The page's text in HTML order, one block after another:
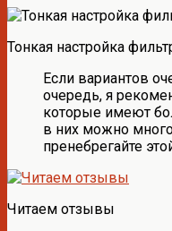
Тонкая настройка
Если вариантов
очередь, я
которые имеют
в них можно
пренебрегайте
Читаем отзывы